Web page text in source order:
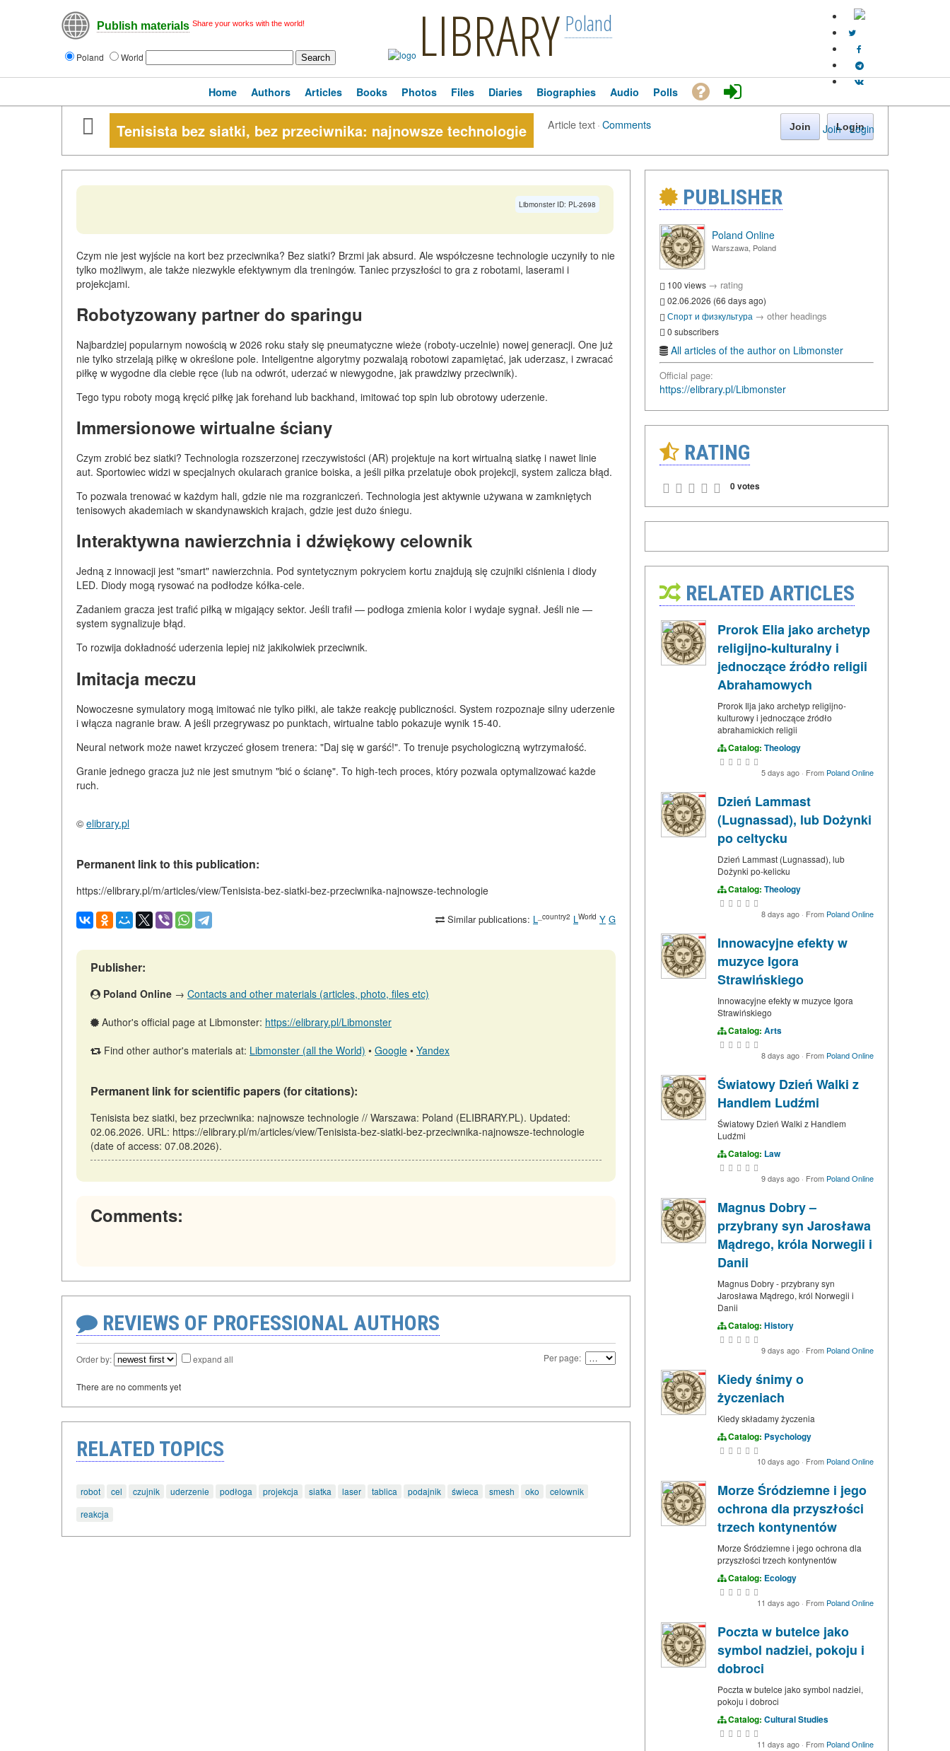
Publish materials Share your works with the world!
Poland World LIBRARY Poland
Join · Login
Home Authors Articles Books Photos Files Diaries Biographies Audio Polls
Tenisista bez siatki, bez przeciwnika: najnowsze technologie Article text·Comments Join Login
Libmonster ID: PL-2698
Czym nie jest wyjście na kort bez przeciwnika? Bez siatki? Brzmi jak absurd. Ale współczesne technologie uczyniły to nie
tylko możliwym, ale także niezwykle efektywnym dla treningów. Taniec przyszłości to gra z robotami, laserami i
projekcjami.
Robotyzowany partner do sparingu
Najbardziej popularnym nowością w 2026 roku stały się pneumatyczne wieże (roboty-uczelnie) nowej generacji. One już
nie tylko strzelają piłkę w określone pole. Inteligentne algorytmy pozwalają robotowi zapamiętać, jak uderzasz, i zwracać
piłkę w wygodne dla ciebie ręce (lub na odwrót, uderzać w niewygodne, jak prawdziwy przeciwnik).
Tego typu roboty mogą kręcić piłkę jak forehand lub backhand, imitować top spin lub obrotowy uderzenie.
Immersionowe wirtualne ściany
Czym zrobić bez siatki? Technologia rozszerzonej rzeczywistości (AR) projektuje na kort wirtualną siatkę i nawet linie
aut. Sportowiec widzi w specjalnych okularach granice boiska, a jeśli piłka przelatuje obok projekcji, system zalicza błąd.
To pozwala trenować w każdym hali, gdzie nie ma rozgraniczeń. Technologia jest aktywnie używana w zamkniętych
tenisowych akademiach w skandynawskich krajach, gdzie jest dużo śniegu.
Interaktywna nawierzchnia i dźwiękowy celownik
Jedną z innowacji jest "smart" nawierzchnia. Pod syntetycznym pokryciem kortu znajdują się czujniki ciśnienia i diody
LED. Diody mogą rysować na podłodze kółka-cele.
Zadaniem gracza jest trafić piłką w migający sektor. Jeśli trafił — podłoga zmienia kolor i wydaje sygnał. Jeśli nie —
system sygnalizuje błąd.
To rozwija dokładność uderzenia lepiej niż jakikolwiek przeciwnik.
Imitacja meczu
Nowoczesne symulatory mogą imitować nie tylko piłki, ale także reakcję publiczności. System rozpoznaje silny uderzenie
i włącza nagranie braw. A jeśli przegrywasz po punktach, wirtualne tablo pokazuje wynik 15-40.
Neural network może nawet krzyczeć głosem trenera: "Daj się w garść!". To trenuje psychologiczną wytrzymałość.
Granie jednego gracza już nie jest smutnym "bić o ścianę". To high-tech proces, który pozwala optymalizować każde
ruch.
© elibrary.pl
Permanent link to this publication:
https://elibrary.pl/m/articles/view/Tenisista-bez-siatki-bez-przeciwnika-najnowsze-technologie
Similar publications: L _country2 LWorld Y G
Publisher:
Poland Online → Contacts and other materials (articles, photo, files etc)
Author's official page at Libmonster: https://elibrary.pl/Libmonster
Find other author's materials at: Libmonster (all the World) • Google • Yandex
Permanent link for scientific papers (for citations):
Tenisista bez siatki, bez przeciwnika: najnowsze technologie // Warszawa: Poland (ELIBRARY.PL). Updated:
02.06.2026. URL: https://elibrary.pl/m/articles/view/Tenisista-bez-siatki-bez-przeciwnika-najnowsze-technologie
(date of access: 07.08.2026).
Comments:
REVIEWS OF PROFESSIONAL AUTHORS
Order by: expand all Per page:
There are no comments yet
RELATED TOPICS
robot cel czujnik uderzenie podłoga projekcja siatka laser tablica podajnik świeca smesh oko
celownik
reakcja
PUBLISHER
Poland Online
Warszawa, Poland
100 views → rating
02.06.2026 (66 days ago)
Спорт и физкультура → other headings
0 subscribers
All articles of the author on Libmonster
Official page:
https://elibrary.pl/Libmonster
RATING
0 votes
RELATED ARTICLES
Prorok Elia jako archetyp
religijno-kulturalny i
jednoczące źródło religii
Abrahamowych
Prorok Ilja jako archetyp religijno-
kulturowy i jednoczące źródło
abrahamickich religii
Catalog: Theology
5 days ago · From Poland Online
Dzień Lammast
(Lugnassad), lub Dożynki
po celtycku
Dzień Lammast (Lugnassad), lub
Dożynki po-kelicku
Catalog: Theology
8 days ago · From Poland Online
Innowacyjne efekty w
muzyce Igora
Strawińskiego
Innowacyjne efekty w muzyce Igora
Strawińskiego
Catalog: Arts
8 days ago · From Poland Online
Światowy Dzień Walki z
Handlem Ludźmi
Światowy Dzień Walki z Handlem
Ludźmi
Catalog: Law
9 days ago · From Poland Online
Magnus Dobry –
przybrany syn Jarosława
Mądrego, króla Norwegii i
Danii
Magnus Dobry - przybrany syn
Jarosława Mądrego, król Norwegii i
Danii
Catalog: History
9 days ago · From Poland Online
Kiedy śnimy o
życzeniach
Kiedy składamy życzenia
Catalog: Psychology
10 days ago · From Poland Online
Morze Śródziemne i jego
ochrona dla przyszłości
trzech kontynentów
Morze Śródziemne i jego ochrona dla
przyszłości trzech kontynentów
Catalog: Ecology
11 days ago · From Poland Online
Poczta w butelce jako
symbol nadziei, pokoju i
dobroci
Poczta w butelce jako symbol nadziei,
pokoju i dobroci
Catalog: Cultural Studies
11 days ago · From Poland Online